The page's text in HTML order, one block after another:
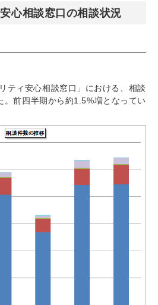
心相談窓口の相談状況
ティ安心相談窓口」における、相談
。前四半期から約1.5%増となってい